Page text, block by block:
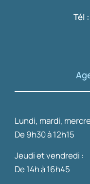
Tél
Lundi, mardi,
De 9h30 à 12h15
Jeudi et vendredi :
De 14h à 16h45